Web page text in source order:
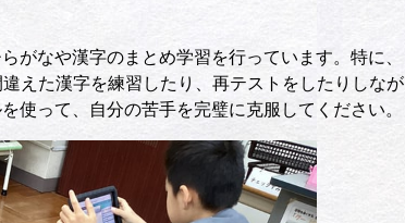
なや漢字のまとめ学習を行っています。特に、
えた漢字を練習したり、再テストをしたりしなが
使って、自分の苦手を完璧に克服してください。